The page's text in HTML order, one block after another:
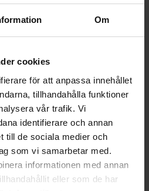
Om
cookies
för att anpassa innehållet
tillhandahålla funktioner
vår trafik. Vi
identifierare och annan
till de sociala medier och
som vi samarbetar med.
informationen med annan
eller som de har
sidoläge
produkt